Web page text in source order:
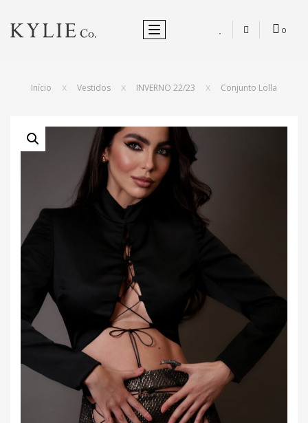
ALTERNAR NEVEGAÇÃO 0
Início X Vestidos X INVERNO 22/23 X Conjunto Lolla